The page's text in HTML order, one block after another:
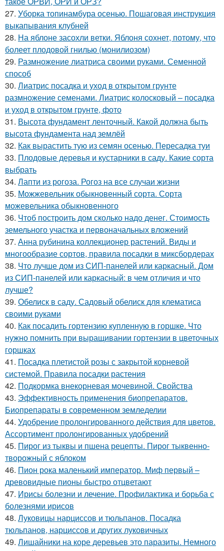
27. Уборка топинамбура осенью. Пошаговая инструкция
выкапывания клубней
28. На яблоне засохли ветки. Яблоня сохнет, потому, что
болеет плодовой гнилью (монилиозом)
29. Размножение лиатриса своими руками. Семенной
способ
30. Лиатрис посадка и уход в открытом грунте
размножение семенами. Лиатрис колосковый – посадка
и уход в открытом грунте, фото
31. Высота фундамент ленточный. Какой должна быть
высота фундамента над землёй
32. Как вырастить тую из семян осенью. Пересадка туи
33. Плодовые деревья и кустарники в саду. Какие сорта
выбрать
34. Лапти из рогоза. Рогоз на все случаи жизни
35. Можжевельник обыкновенный сорта. Сорта
можевельника обыкновенного
36. Чтоб построить дом сколько надо денег. Стоимость
земельного участка и первоначальных вложений
37. Анна рубинина коллекционер растений. Виды и
многообразие сортов, правила посадки в миксбордерах
38. Что лучше дом из СИП-панелей или каркасный. Дом
из СИП-панелей или каркасный: в чем отличия и что
лучше?
39. Обелиск в саду. Садовый обелиск для клематиса
своими руками
40. Как посадить гортензию купленную в горшке. Что
нужно помнить при выращивании гортензии в цветочных
горшках
41. Посадка плетистой розы с закрытой корневой
системой. Правила посадки растения
42. Подкормка внекорневая мочевиной. Свойства
43. Эффективность применения биопрепаратов.
Биопрепараты в современном земледелии
44. Удобрение пролонгированного действия для цветов.
Ассортимент пролонгированных удобрений
45. Пирог из тыквы и пшена рецепты. Пирог тыквенно-
творожный с яблоком
46. Пион рока маленький император. Миф первый –
древовидные пионы быстро отцветают
47. Ирисы болезни и лечение. Профилактика и борьба с
болезнями ирисов
48. Луковицы нарциссов и тюльпанов. Посадка
тюльпанов, нарциссов и других луковичных
49. Лишайники на коре деревьев это паразиты. Немного